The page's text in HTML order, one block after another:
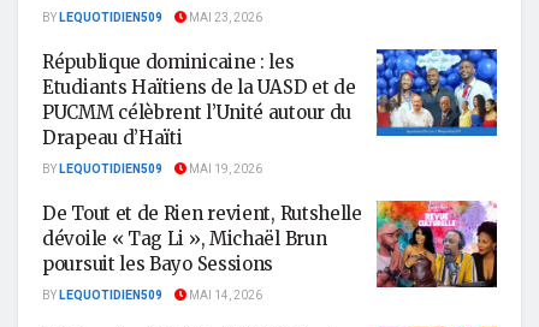
BYLEQUOTIDIEN509 MAI 23, 2026
République dominicaine : les
Etudiants Haïtiens de la UASD et de
PUCMM célèbrent l’Unité autour du
Drapeau d’Haïti
BYLEQUOTIDIEN509 MAI 19, 2026
De Tout et de Rien revient, Rutshelle
dévoile « Tag Li », Michaël Brun
poursuit les Bayo Sessions
BYLEQUOTIDIEN509 MAI 14, 2026